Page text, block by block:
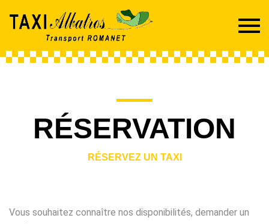
RÉSERVATION
RÉSERVEZ UN TAXI
Vous souhaitez connaître nos disponibilités, demander un